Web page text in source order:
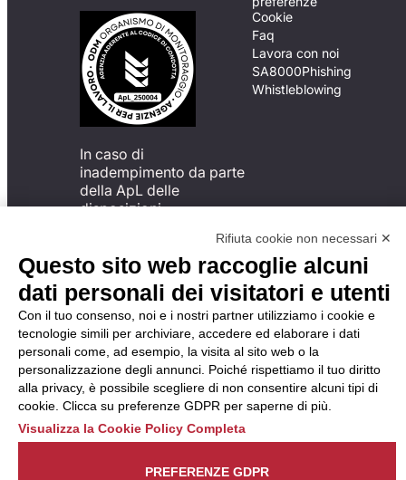
In caso di
inadempimento da parte
della ApL delle
disposizioni
possibile presentare un
reclamo
all’Organismo di
Monitoraggio utilizzando
una delle modalità
descritte al seguente
indirizzo web
https://odm-
agenzielavoro.it/reclami/.
Cookie
Faq
Lavora con noi
SA8000Phishing
Whistleblowing
Rifiuta cookie non necessari ✕
Questo sito web raccoglie alcuni
dati personali dei visitatori e utenti
Con il tuo consenso, noi e i nostri partner utilizziamo i cookie e
tecnologie simili per archiviare, accedere ed elaborare i dati
personali come, ad esempio, la visita al sito web o la
personalizzazione degli annunci. Poiché rispettiamo il tuo diritto
alla privacy, è possibile scegliere di non consentire alcuni tipi di
cookie. Clicca su preferenze GDPR per saperne di più.
Visualizza la Cookie Policy Completa
PREFERENZE GDPR